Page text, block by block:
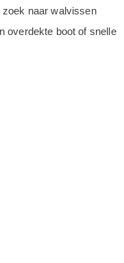
zoek naar walvissen
overdekte boot of snelle